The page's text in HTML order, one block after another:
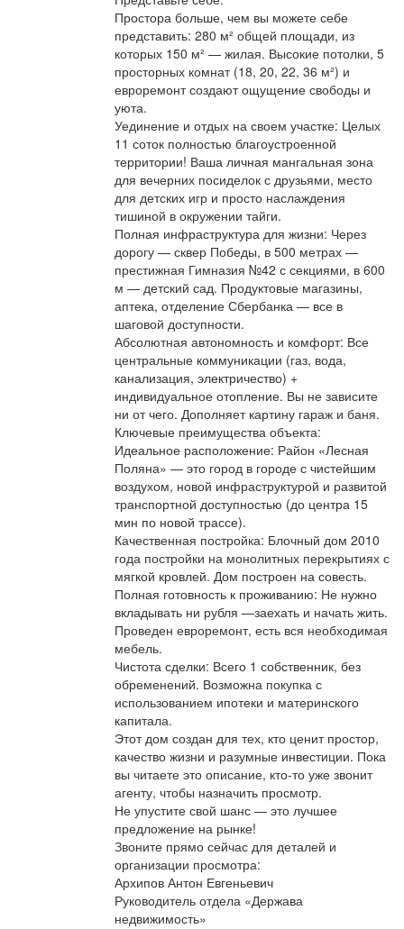
Простора больше, чем вы можете себе
представить: 280 м² общей площади, из
которых 150 м² — жилая. Высокие потолки, 5
просторных комнат (18, 20, 22, 36 м²) и
евроремонт создают ощущение свободы и
уюта.
Уединение и отдых на своем участке: Целых
11 соток полностью благоустроенной
территории! Ваша личная мангальная зона
для вечерних посиделок с друзьями, место
для детских игр и просто наслаждения
тишиной в окружении тайги.
Полная инфраструктура для жизни: Через
дорогу — сквер Победы, в 500 метрах —
престижная Гимназия №42 с секциями, в 600
м — детский сад. Продуктовые магазины,
аптека, отделение Сбербанка — все в
шаговой доступности.
Абсолютная автономность и комфорт: Все
центральные коммуникации (газ, вода,
канализация, электричество) +
индивидуальное отопление. Вы не зависите
ни от чего. Дополняет картину гараж и баня.
Ключевые преимущества объекта:
Идеальное расположение: Район «Лесная
Поляна» — это город в городе с чистейшим
воздухом, новой инфраструктурой и развитой
транспортной доступностью (до центра 15
мин по новой трассе).
Качественная постройка: Блочный дом 2010
года постройки на монолитных перекрытиях с
мягкой кровлей. Дом построен на совесть.
Полная готовность к проживанию: Не нужно
вкладывать ни рубля —заехать и начать жить.
Проведен евроремонт, есть вся необходимая
мебель.
Чистота сделки: Всего 1 собственник, без
обременений. Возможна покупка с
использованием ипотеки и материнского
капитала.
Этот дом создан для тех, кто ценит простор,
качество жизни и разумные инвестиции. Пока
вы читаете это описание, кто-то уже звонит
агенту, чтобы назначить просмотр.
Не упустите свой шанс — это лучшее
предложение на рынке!
Звоните прямо сейчас для деталей и
организации просмотра:
Архипов Антон Евгеньевич
Руководитель отдела «Держава
недвижимость»